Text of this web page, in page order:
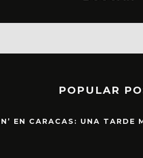
POPULAR
EN CARACAS: UNA TARDE